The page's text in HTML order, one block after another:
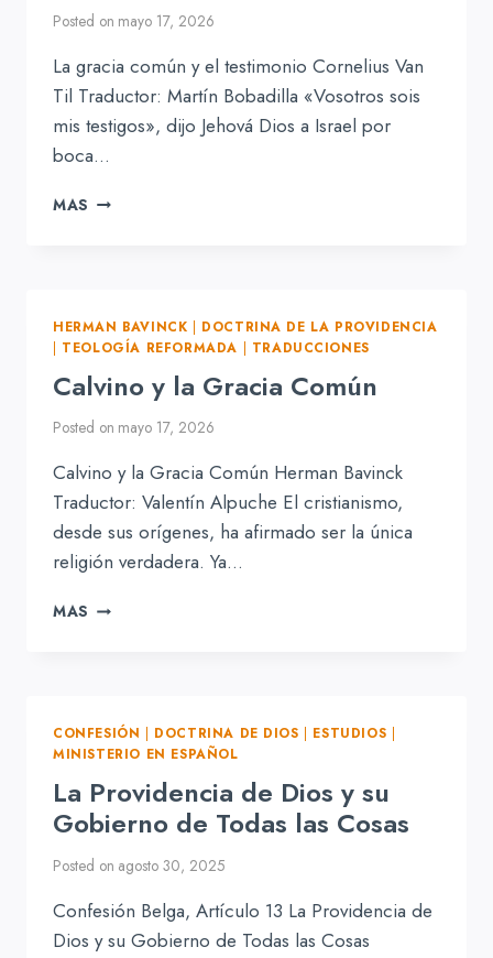
Posted on mayo 17, 2026
La gracia común y el testimonio Cornelius Van
Til Traductor: Martín Bobadilla «Vosotros sois
mis testigos», dijo Jehová Dios a Israel por
boca…
MAS LA
HERMAN BAVINCK | DOCTRINA DE LA PROVIDENCIA
| TEOLOGÍA REFORMADA | TRADUCCIONES
Calvino y la Gracia Común
Posted on mayo 17, 2026
Calvino y la Gracia Común Herman Bavinck
Traductor: Valentín Alpuche El cristianismo,
desde sus orígenes, ha afirmado ser la única
religión verdadera. Ya…
MAS CALVINO
CONFESIÓN DOCTRINA DE DIOS ESTUDIOS
MINISTERIO EN ESPAÑOL
La Providencia de Dios y su
Gobierno de Todas las Cosas
Posted on agosto 30, 2025
Confesión Belga, Artículo 13 La Providencia de
Dios y su Gobierno de Todas las Cosas